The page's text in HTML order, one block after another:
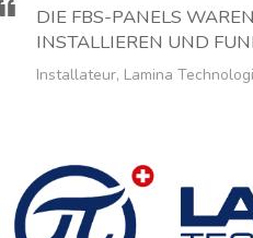
DIE FBS-PANELS
INSTALLIEREN UND
Installateur, Lamina